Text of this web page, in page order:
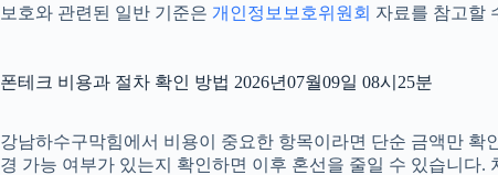
보호와 관련된 일반 기준은 개인정보보호위원회 자료를 참고할
폰테크 비용과 절차 확인 방법 2026년07월09일 08시25분
강남하수구막힘에서 비용이 중요한 항목이라면 단순 금액만 확
경 가능 여부가 있는지 확인하면 이후 혼선을 줄일 수 있습니다